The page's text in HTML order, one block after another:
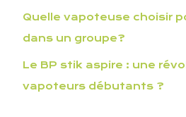
Quelle vapoteuse choisir
dans un groupe?
Le BP stik aspire : une
vapoteurs débutants ?